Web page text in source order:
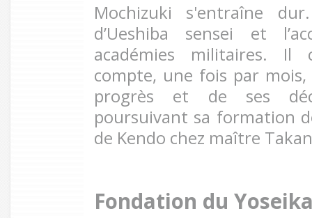
Mochizuki s'entraîne
d’Ueshiba sensei et
académies militaires. Il
compte, une fois par
progrès et de ses
poursuivant sa formation
de Kendo chez maître
Fondation du